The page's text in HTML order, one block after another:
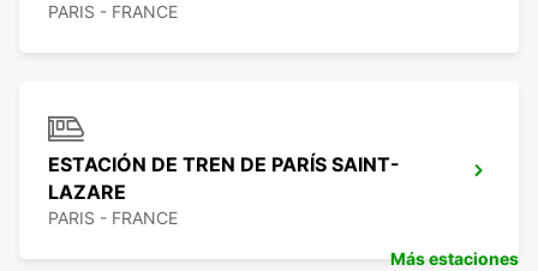
PARIS - FRANCE
ESTACIÓN DE TREN DE PARÍS SAINT-
LAZARE
PARIS - FRANCE
Más estaciones